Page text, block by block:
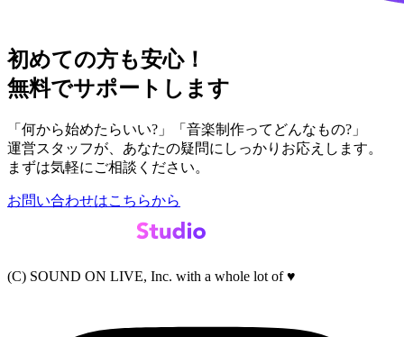
初めての方も安心！
無料でサポートします
「何から始めたらいい?」「音楽制作ってどんなもの?」
運営スタッフが、あなたの疑問にしっかりお応えします。
まずは気軽にご相談ください。
お問い合わせはこちらから
(C) SOUND ON LIVE, Inc. with a whole lot of ♥